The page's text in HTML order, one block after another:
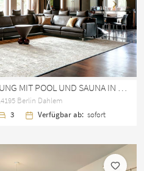
LUXURIÖSE 4-ZIMMER-WOHNUNG MIT POOL UND SAUNA IN BERLIN GRUNEWALD
Berlin Dahlem
3 Verfügbar ab: sofort